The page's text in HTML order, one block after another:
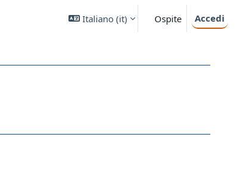
Italiano ‎(it)‎ Ospite Accedi